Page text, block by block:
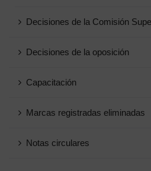
Decisiones de la Comisión
Decisiones de la oposición
Capacitación
Marcas registradas eliminadas
Notas circulares